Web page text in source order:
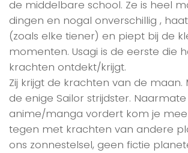
de middelbare school. Ze is heel
dingen en nogal onverschillig ,
(zoals elke tiener) en piept bij de
momenten. Usagi is de eerste die
krachten ontdekt/krijgt.
Zij krijgt de krachten van de maan.
de enige Sailor strijdster.
anime/manga vordert kom je
tegen met krachten van andere
ons zonnestelsel, geen fictie